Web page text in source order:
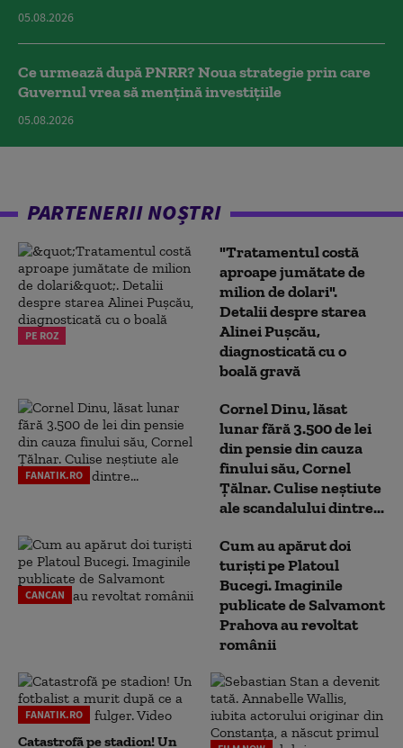
05.08.2026
Ce urmează după PNRR? Noua strategie prin care
Guvernul vrea să mențină investițiile
05.08.2026
PARTENERII NOȘTRI
PE ROZ
"Tratamentul costă
aproape jumătate de
milion de dolari".
Detalii despre starea
Alinei Pușcău,
diagnosticată cu o
boală gravă
FANATIK.RO
Cornel Dinu, lăsat
lunar fără 3.500 de lei
din pensie din cauza
finului său, Cornel
Țălnar. Culise neștiute
ale scandalului dintre...
CANCAN
Cum au apărut doi
turiști pe Platoul
Bucegi. Imaginile
publicate de Salvamont
Prahova au revoltat
românii
FANATIK.RO
Catastrofă pe stadion! Un